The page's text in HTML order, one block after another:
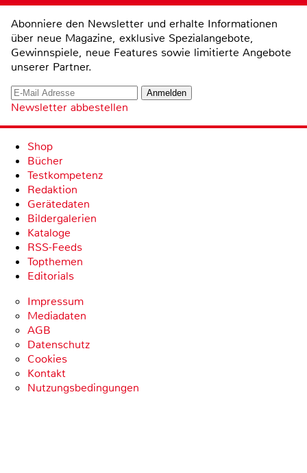
Abonniere den Newsletter und erhalte Informationen
über neue Magazine, exklusive Spezialangebote,
Gewinnspiele, neue Features sowie limitierte Angebote
unserer Partner.
Newsletter abbestellen
Shop
Bücher
Testkompetenz
Redaktion
Gerätedaten
Bildergalerien
Kataloge
RSS-Feeds
Topthemen
Editorials
Impressum
Mediadaten
AGB
Datenschutz
Cookies
Kontakt
Nutzungsbedingungen